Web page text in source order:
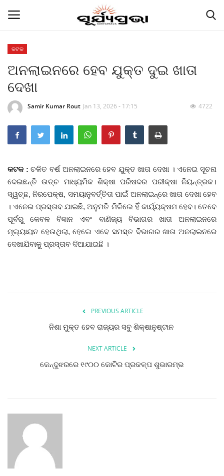
Contact
Gallery
Famous Durga Puja From Odisha
ରାଜ୍ୟ
ରାଜନୀତି
କି କଥା ବୋଇଲେ
ଦେଶ ବିଦେଶ
ଆପଣଙ୍କ କଲମରୁ
ବିଶେଷ
କଟକ
ଅନଲାଇନରେ ହେବ ଯୁକ୍ତ ଦୁଇ ଖାତା
ଦେଖା
Samir Kumar Rout Jan 13, 2026 - 17:15 4722
କଟକ :ଚଳିତ ବର୍ଷ ଅନଲାଇନରେ ହେବ ଯୁକ୍ତ ଖାତା ଦେଖା । ଏନେଇ ସୂଚନା
ଦେଇଛନ୍ତି ଉଚ୍ଚ ମାଧ୍ୟମିକ ଶିକ୍ଷା ପରିଷଦର ପରୀକ୍ଷା ନିୟନ୍ତ୍ରକ।
ସ୍ୱଚ୍ଛ, ନିରପେକ୍ଷ, ସମୟାନୁବର୍ତ୍ତିତା ପାଇଁ ଅନଲାଇନ୍‌ରେ ଖାତା ଦେଖା ହେବ
। ଏନେଇ ପ୍ରସ୍ତାବ ଯାଇଛି, ଅନୁମତି ମିଳିଲେ ହିଁ କାର୍ୟ୍ୟକ୍ଷମ ହେବ। ତେବେ
ପୂର୍ବରୁ କେବଳ ବିଜ୍ଞାନ ଏବଂ ବାଣିଜ୍ୟ ବିଭାଗର ଖାତା ଅନଲାଇନରେ
ମୂଲ୍ୟାୟନ ହେଉଥିଲା, ହେଲେ ଏବେ ସମସ୍ତ ବିଭାଗର ଖାତା ଅନଲାଇନରେ
ଦେଖାଯିବାକୁ ପ୍ରସ୍ତାବ ଦିଆଯାଇଛି ।
PREVIOUS ARTICLE
ନିଶା ମୁକ୍ତ ହେବ ରାଜ୍ୟର ସବୁ ଶିକ୍ଷାନୁଷ୍ଟାନ
NEXT ARTICLE
କେନ୍ଦୁଝରରେ ୧୯୦୦ କୋଟିର ପ୍ରକଳ୍ପ ଶୁଭାରମ୍ଭ